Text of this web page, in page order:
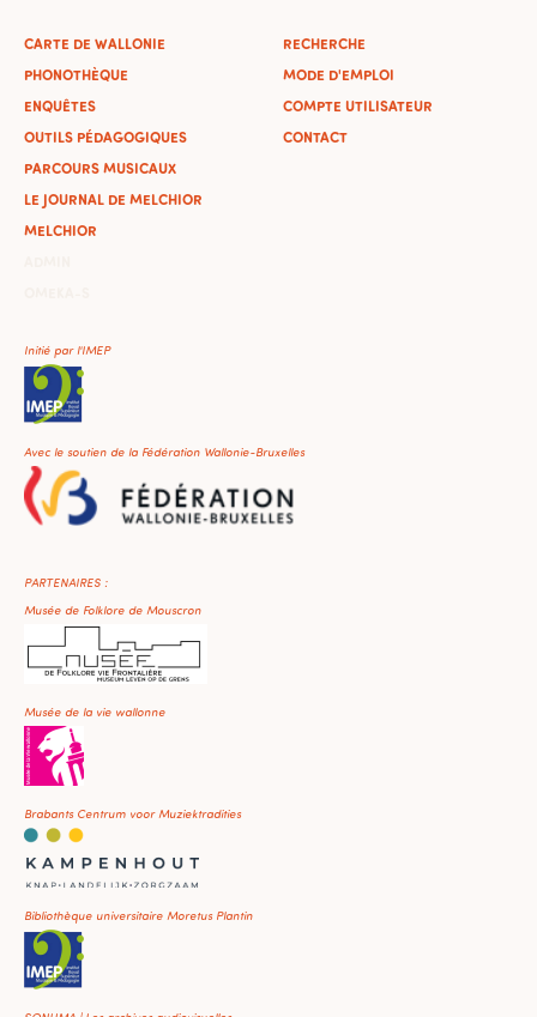
CARTE DE WALLONIE
PHONOTHÈQUE
ENQUÊTES
OUTILS PÉDAGOGIQUES
PARCOURS MUSICAUX
LE JOURNAL DE MELCHIOR
MELCHIOR
RECHERCHE
MODE D'EMPLOI
COMPTE UTILISATEUR
CONTACT
Initié par l'IMEP
Avec le soutien de la Fédération Wallonie-Bruxelles
PARTENAIRES :
Musée de Folklore de Mouscron
Musée de la vie wallonne
Brabants Centrum voor Muziektradities
Bibliothèque universitaire Moretus Plantin